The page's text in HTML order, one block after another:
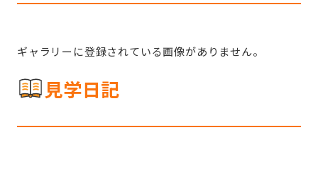
ギャラリーに登録されている画像がありません。
見学日記